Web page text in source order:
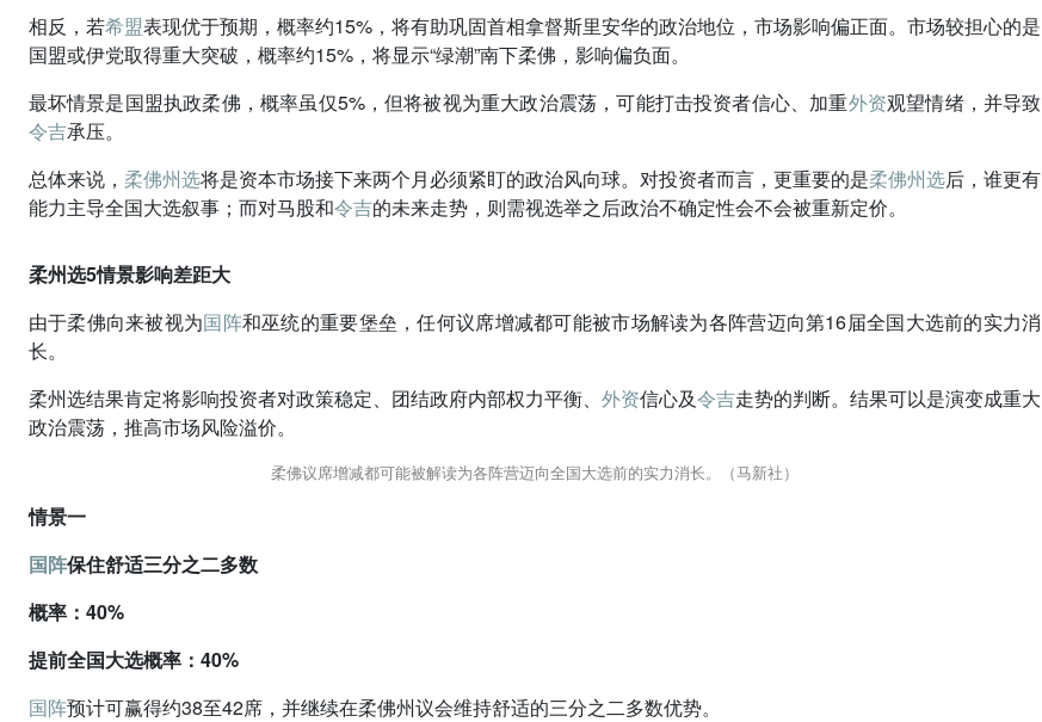
相反，若希盟表现优于预期，概率约15%，将有助巩固首相拿督斯里安华的政治地位，市场影响偏正面。市场较担心的是
国盟或伊党取得重大突破，概率约15%，将显示“绿潮”南下柔佛，影响偏负面。
最坏情景是国盟执政柔佛，概率虽仅5%，但将被视为重大政治震荡，可能打击投资者信心、加重外资观望情绪，并导致
令吉承压。
总体来说， 柔佛州选将是资本市场接下来两个月必须紧盯的政治风向球。对投资者而言，更重要的是柔佛州选后，谁更有
能力主导全国大选叙事；而对马股和令吉的未来走势，则需视选举之后政治不确定性会不会被重新定价。
柔州选5情景影响差距大
由于柔佛向来被视为国阵和巫统的重要堡垒，任何议席增减都可能被市场解读为各阵营迈向第16届全国大选前的实力消
长。
柔州选结果肯定将影响投资者对政策稳定、团结政府内部权力平衡、外资信心及令吉走势的判断。结果可以是演变成重大
政治震荡，推高市场风险溢价。
柔佛议席增减都可能被解读为各阵营迈向全国大选前的实力消长。（马新社）
情景一
国阵保住舒适三分之二多数
概率：40%
提前全国大选概率：40%
国阵预计可赢得约38至42席，并继续在柔佛州议会维持舒适的三分之二多数优势。